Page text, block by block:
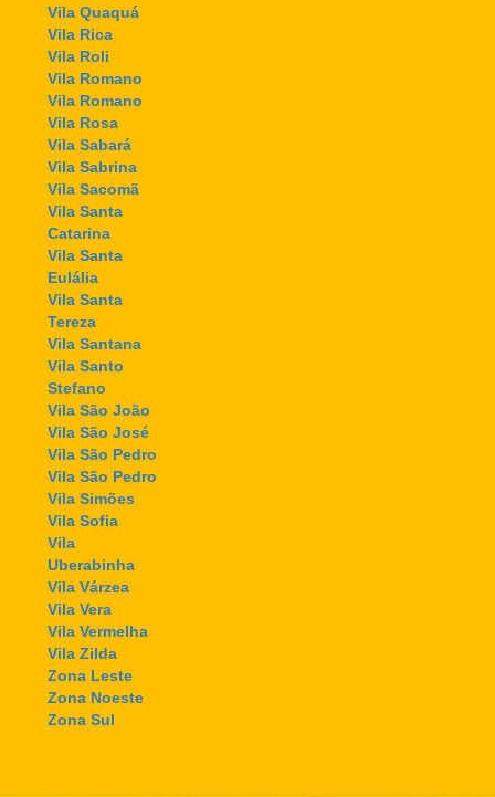
Vila Quaquá
Vila Rica
Vila Roli
Vila Romano
Vila Romano
Vila Rosa
Vila Sabará
Vila Sabrina
Vila Sacomã
Vila Santa
Catarina
Vila Santa
Eulália
Vila Santa
Tereza
Vila Santana
Vila Santo
Stefano
Vila São João
Vila São José
Vila São Pedro
Vila São Pedro
Vila Simões
Vila Sofia
Vila
Uberabinha
Vila Várzea
Vila Vera
Vila Vermelha
Vila Zilda
Zona Leste
Zona Noeste
Zona Sul